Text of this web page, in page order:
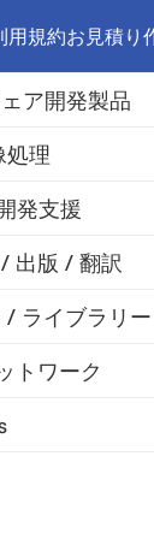
用規約お見積り
ア開発製品
理
発支援
出版 / 翻訳
/ ライブラリー
トワーク